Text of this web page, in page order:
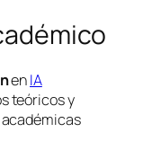
enIA
teóricos y